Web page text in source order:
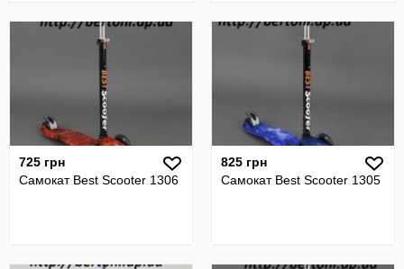
725 грн
Самокат Best Scooter 1306
825 грн
Самокат Best Scooter 1305